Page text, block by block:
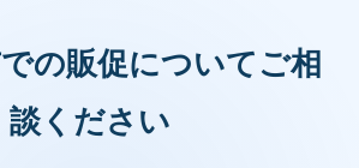
の販促についてご相
談ください